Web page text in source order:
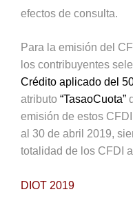
efectos de consulta.
Para la emisión del
los contribuyentes
Crédito aplicado del
atributo “TasaoCuota”
emisión de estos
al 30 de abril 2019,
totalidad de los CFDI
DIOT 2019